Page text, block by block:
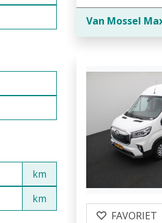
km
km
Van Mossel
FAVORIET